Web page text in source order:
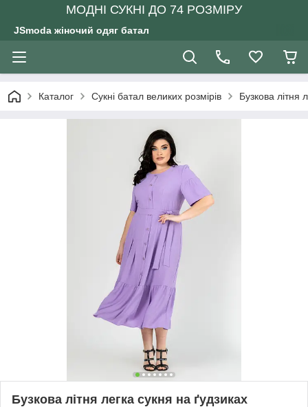
МОДНІ СУКНІ ДО 74 РОЗМІРУ
JSmoda жіночий одяг батал
Каталог Сукні батал великих розмірів Бузкова літня
Бузкова літня легка сукня на ґудзиках